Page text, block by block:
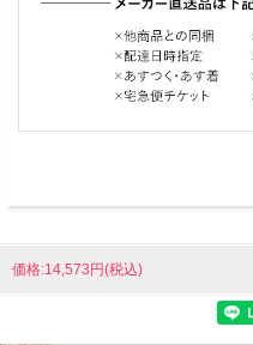
価格:14,573円(税込)